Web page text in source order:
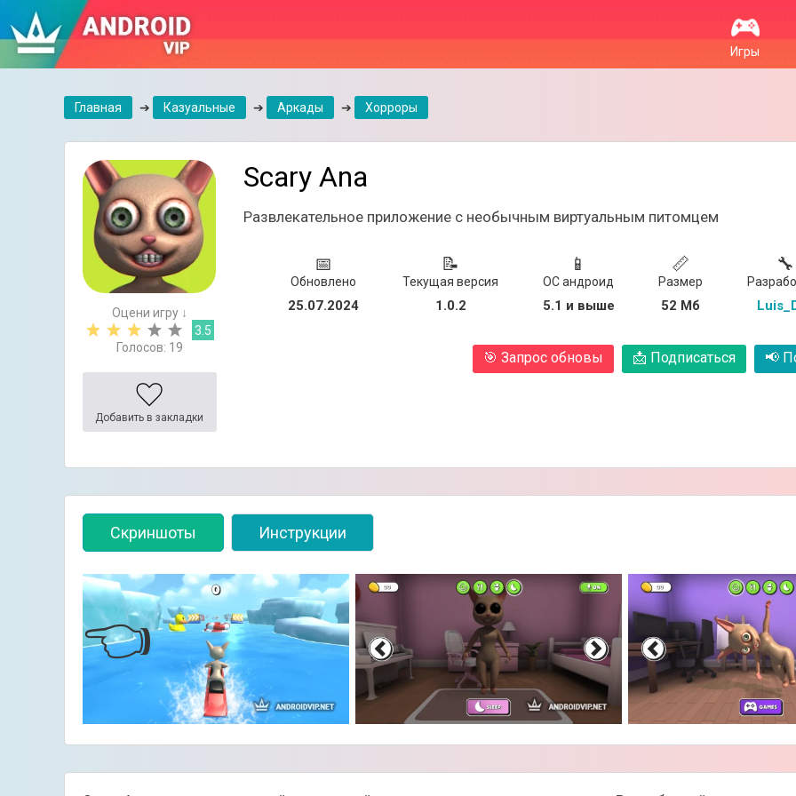
Игры
Главная ➔ Казуальные ➔ Аркады ➔ Хорроры
Оцени игру ↓
3.5
Голосов: 19
Добавить в закладки
Scary Ana
Развлекательное приложение с необычным виртуальным питомцем
📅
Обновлено
25.07.2024
📝
Текущая версия
1.0.2
📱
ОС андроид
5.1 и выше
📏
Размер
52 Мб
🔧
🎯 Запрос обновы 📩 Подписаться 📢
Скриншоты Инструкции
👈